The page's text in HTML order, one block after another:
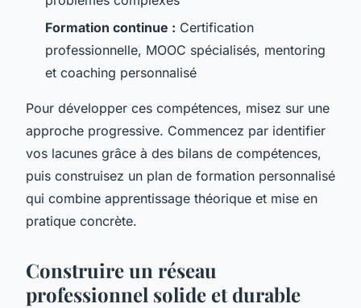
Formation continue : Certification
professionnelle, MOOC spécialisés, mentoring
et coaching personnalisé
Pour développer ces compétences, misez sur une
approche progressive. Commencez par identifier
vos lacunes grâce à des bilans de compétences,
puis construisez un plan de formation personnalisé
qui combine apprentissage théorique et mise en
pratique concrète.
Construire un réseau
professionnel solide et durable